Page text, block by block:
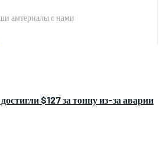
амтериалы с нами
$127 за тонну из-за аварии